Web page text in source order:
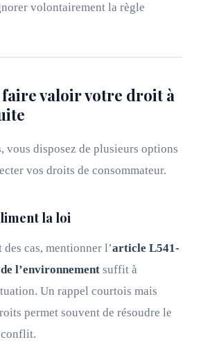
volontairement la règle
valoir votre droit à
vous disposez de plusieurs options
vos droits de consommateur.
la loi
cas, mentionner l’article L541-
l’environnement suffit à
Un rappel courtois mais
permet souvent de résoudre le
conflit.